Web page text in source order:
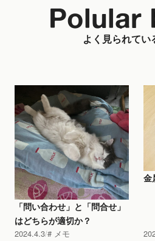
よく見られてい
Polular
「問い合わせ」と「問合せ」
はどちらが適切か？
2024.4.3 メモ
金